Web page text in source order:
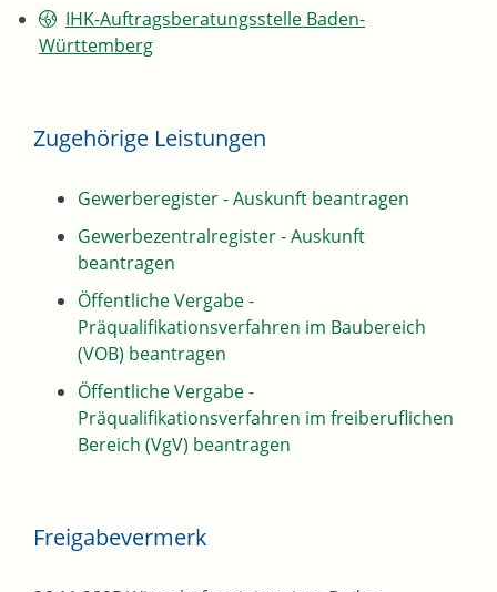
IHK-Auftragsberatungsstelle Baden-
Württemberg
Zugehörige Leistungen
Gewerberegister - Auskunft beantragen
Gewerbezentralregister - Auskunft
beantragen
Öffentliche Vergabe -
Präqualifikationsverfahren im Baubereich
(VOB) beantragen
Öffentliche Vergabe -
Präqualifikationsverfahren im freiberuflichen
Bereich (VgV) beantragen
Freigabevermerk